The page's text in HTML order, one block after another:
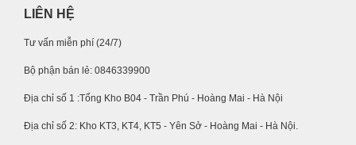
LIÊN HỆ
Tư vấn miễn phí (24/7)
Bộ phận bán lẻ: 0846339900
Địa chỉ số 1 :Tổng Kho B04 - Trần Phú - Hoàng Mai - Hà Nội
Địa chỉ số 2: Kho KT3, KT4, KT5 - Yên Sở - Hoàng Mai - Hà Nội.